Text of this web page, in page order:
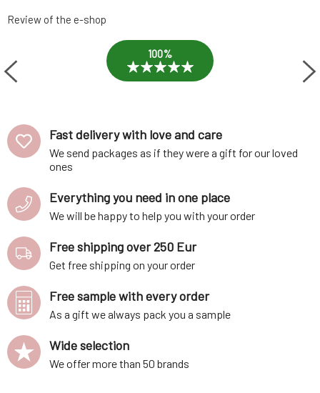
Review of the e-shop
100%
Fast delivery with love and care
We send packages as if they were a gift for our loved
ones
Everything you need in one place
We will be happy to help you with your order
Free shipping over 250 Eur
Get free shipping on your order
Free sample with every order
As a gift we always pack you a sample
Wide selection
We offer more than 50 brands